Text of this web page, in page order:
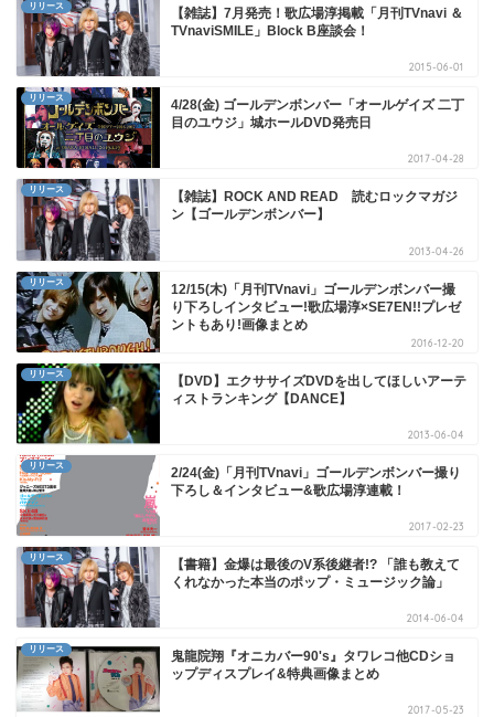
リリース
【雑誌】7月発売！歌広場淳掲載「月刊TVnavi ＆
TVnaviSMILE」Block B座談会！
2015-06-01
リリース
4/28(金) ゴールデンボンバー「オールゲイズ 二丁
目のユウジ」城ホールDVD発売日
2017-04-28
リリース
【雑誌】ROCK AND READ 読むロックマガジ
ン【ゴールデンボンバー】
2013-04-26
リリース
12/15(木)「月刊TVnavi」ゴールデンボンバー撮
り下ろしインタビュー!歌広場淳×SE7EN!!プレゼ
ントもあり!画像まとめ
2016-12-20
リリース
【DVD】エクササイズDVDを出してほしいアーテ
ィストランキング【DANCE】
2013-06-04
リリース
2/24(金)「月刊TVnavi」ゴールデンボンバー撮り
下ろし＆インタビュー&歌広場淳連載！
2017-02-23
リリース
【書籍】金爆は最後のV系後継者!? 「誰も教えて
くれなかった本当のポップ・ミュージック論」
2014-06-04
リリース
鬼龍院翔『オニカバー90's』タワレコ他CDショ
ップディスプレイ&特典画像まとめ
2017-05-23